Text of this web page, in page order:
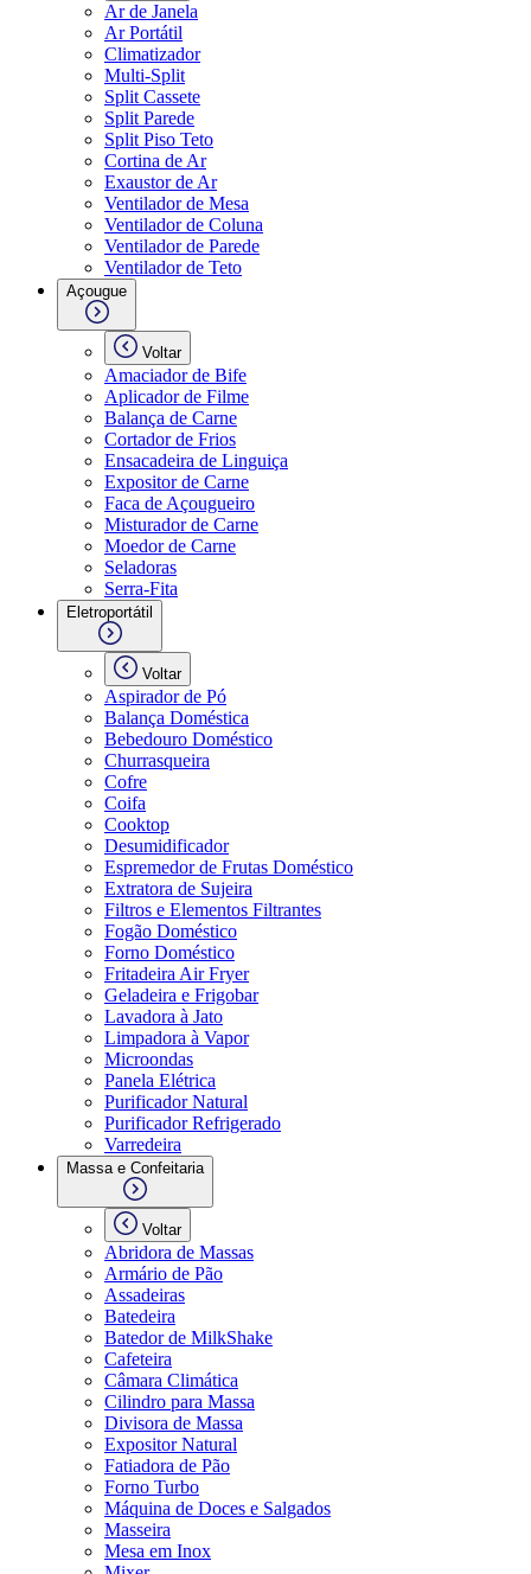
Ar de Janela
Ar Portátil
Climatizador
Multi-Split
Split Cassete
Split Parede
Split Piso Teto
Cortina de Ar
Exaustor de Ar
Ventilador de Mesa
Ventilador de Coluna
Ventilador de Parede
Ventilador de Teto
Açougue
Voltar
Amaciador de Bife
Aplicador de Filme
Balança de Carne
Cortador de Frios
Ensacadeira de Linguiça
Expositor de Carne
Faca de Açougueiro
Misturador de Carne
Moedor de Carne
Seladoras
Serra-Fita
Eletroportátil
Voltar
Aspirador de Pó
Balança Doméstica
Bebedouro Doméstico
Churrasqueira
Cofre
Coifa
Cooktop
Desumidificador
Espremedor de Frutas Doméstico
Extratora de Sujeira
Filtros e Elementos Filtrantes
Fogão Doméstico
Forno Doméstico
Fritadeira Air Fryer
Geladeira e Frigobar
Lavadora à Jato
Limpadora à Vapor
Microondas
Panela Elétrica
Purificador Natural
Purificador Refrigerado
Varredeira
Massa e Confeitaria
Voltar
Abridora de Massas
Armário de Pão
Assadeiras
Batedeira
Batedor de MilkShake
Cafeteira
Câmara Climática
Cilindro para Massa
Divisora de Massa
Expositor Natural
Fatiadora de Pão
Forno Turbo
Máquina de Doces e Salgados
Masseira
Mesa em Inox